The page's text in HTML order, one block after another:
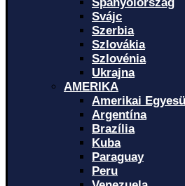
Svájc
Szerbia
Szlovákia
Szlovénia
Ukrajna
AMERIKA
Amerikai
Argentína
Brazília
Kuba
Paraguay
Peru